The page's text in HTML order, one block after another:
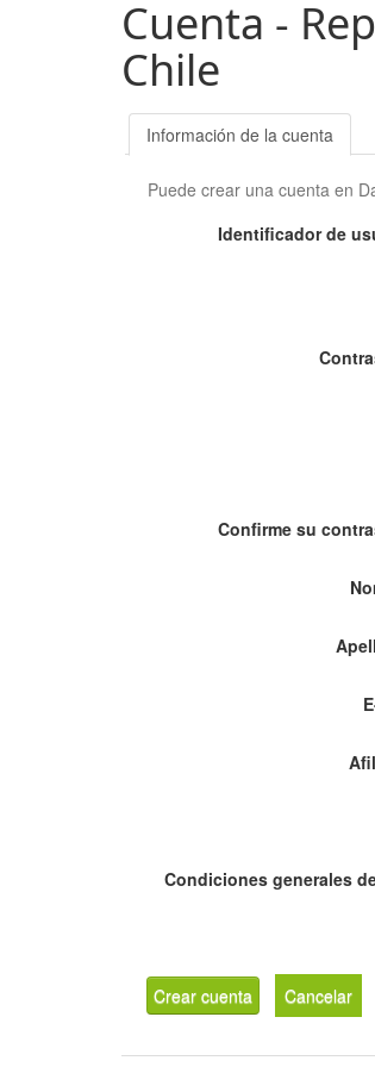
Cuenta -
Chile
Información de la cuenta
Puede crear una cuenta en
Identificador de
Confirme su
Condiciones generales
Crear cuenta Cancelar